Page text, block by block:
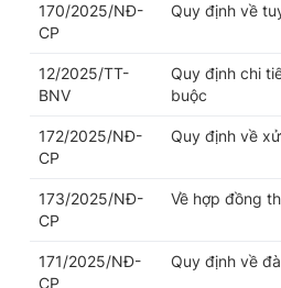
170/2025/NĐ-
CP
Quy định về
12/2025/TT-
BNV
Quy định chi
buộc
172/2025/NĐ-
CP
Quy định về
173/2025/NĐ-
CP
Về hợp đồng
171/2025/NĐ-
CP
Quy định về